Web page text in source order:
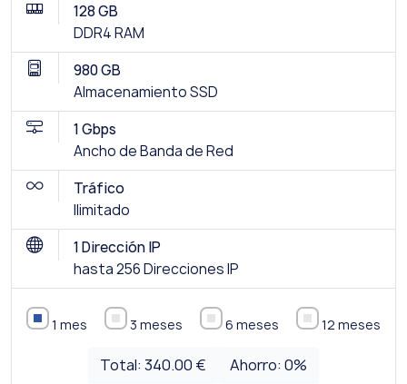
128 GB
DDR4 RAM
980 GB
Almacenamiento SSD
1 Gbps
Ancho de Banda de Red
Tráfico
Ilimitado
1 Dirección IP
hasta 256 Direcciones IP
1 mes 3 meses 6 meses 12 meses
Total:340.00 € Ahorro: 0%